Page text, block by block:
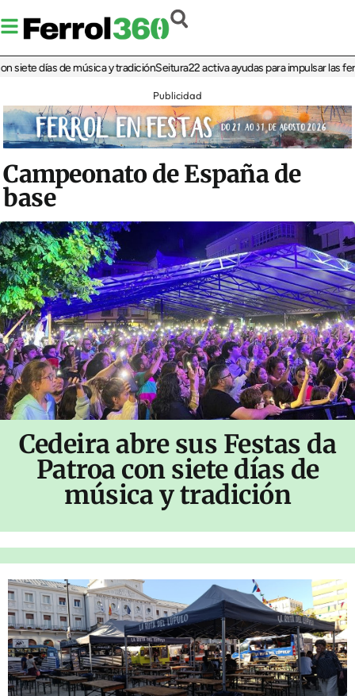
días de música y tradiciónSeitura22 activa ayudas para impulsar las ferias
Publicidad
Campeonato de España de
base
Cedeira abre sus Festas da
Patroa con siete días de
música y tradición